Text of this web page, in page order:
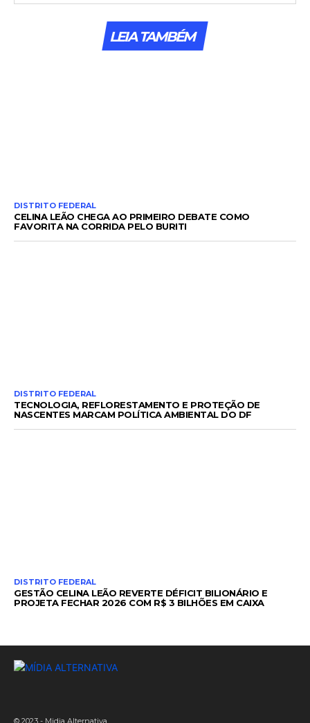
LEIA TAMBÉM
DISTRITO FEDERAL
CELINA LEÃO CHEGA AO PRIMEIRO DEBATE COMO
FAVORITA NA CORRIDA PELO BURITI
DISTRITO FEDERAL
TECNOLOGIA, REFLORESTAMENTO E PROTEÇÃO DE
NASCENTES MARCAM POLÍTICA AMBIENTAL DO DF
DISTRITO FEDERAL
GESTÃO CELINA LEÃO REVERTE DÉFICIT BILIONÁRIO E
PROJETA FECHAR 2026 COM R$ 3 BILHÕES EM CAIXA
© 2023 - Midia Alternativa.